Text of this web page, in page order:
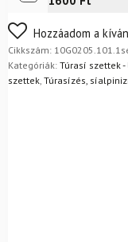
Dynafit
sícipő
mennyiség
Nem biztos a
egyszerűen
Mik a visszaküldés
Hozzáadom a
Cikkszám:
Kategóriák: Túrasí szettek -
szettek, Túrasízés,